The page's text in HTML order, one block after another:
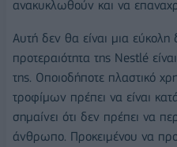
ανακυκλωθούν και να
Αυτή δεν θα είναι μια εύκολη
προτεραιότητα της Nestlé
της. Οποιοδήποτε πλαστικό
τροφίμων πρέπει να είναι
σημαίνει ότι δεν πρέπει να
άνθρωπο. Προκειμένου να